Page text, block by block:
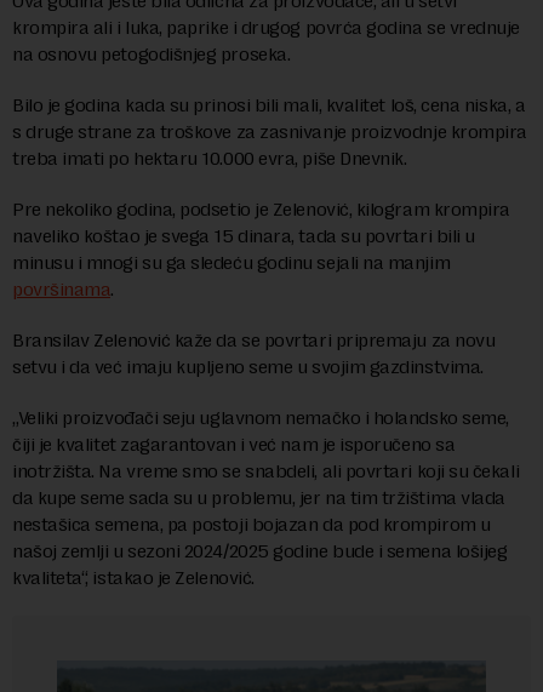
krompira ali i luka, paprike i drugog povrća godina se vrednuje
na osnovu petogodišnjeg proseka.
Bilo je godina kada su prinosi bili mali, kvalitet loš, cena niska, a
s druge strane za troškove za zasnivanje proizvodnje krompira
treba imati po hektaru 10.000 evra, piše Dnevnik.
Pre nekoliko godina, podsetio je Zelenović, kilogram krompira
naveliko koštao je svega 15 dinara, tada su povrtari bili u
minusu i mnogi su ga sledeću godinu sejali na manjim
površinama.
Bransilav Zelenović kaže da se povrtari pripremaju za novu
setvu i da već imaju kupljeno seme u svojim gazdinstvima.
„Veliki proizvođači seju uglavnom nemačko i holandsko seme,
čiji je kvalitet zagarantovan i već nam je isporučeno sa
inotržišta. Na vreme smo se snabdeli, ali povrtari koji su čekali
da kupe seme sada su u problemu, jer na tim tržištima vlada
nestašica semena, pa postoji bojazan da pod krompirom u
našoj zemlji u sezoni 2024/2025 godine bude i semena lošijeg
kvaliteta“, istakao je Zelenović.